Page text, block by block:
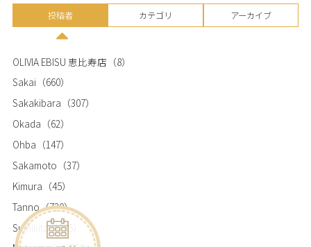
投稿者 カテゴリ アーカイブ
OLIVIA EBISU 恵比寿店 （8）
Sakai （660）
Sakakibara （307）
Okada （62）
Ohba （147）
Sakamoto （37）
Kimura （45）
Tanno（720）
Sumikita（365）